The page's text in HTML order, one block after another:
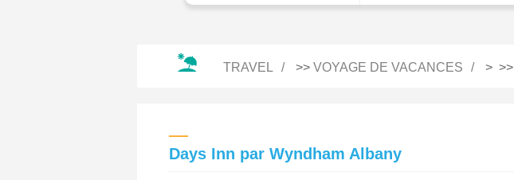
TRAVEL >> VOYAGE DE VACANCES > >>
Days Inn par Wyndham Albany